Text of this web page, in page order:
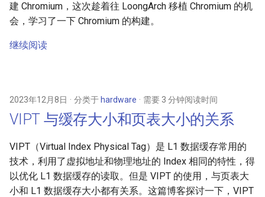
建 Chromium，这次趁着往 LoongArch 移植 Chromium 的机
会，学习了一下 Chromium 的构建。
继续阅读
2023年12月8日 分类于 hardware 需要 3 分钟阅读时间
VIPT 与缓存大小和页表大小的关系
VIPT（Virtual Index Physical Tag）是 L1 数据缓存常用的
技术，利用了虚拟地址和物理地址的 Index 相同的特性，得
以优化 L1 数据缓存的读取。但是 VIPT 的使用，与页表大
小和 L1 数据缓存大小都有关系。这篇博客探讨一下，VIPT